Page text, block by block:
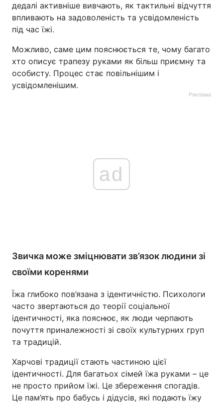
дедалі активніше вивчають, як тактильні відчуття
впливають на задоволеність та усвідомленість
під час їжі.
Можливо, саме цим пояснюється те, чому багато
хто описує трапезу руками як більш приємну та
особисту. Процес стає повільнішим і
усвідомленішим.
Реклама
ad
Звичка може зміцнювати зв’язок людини зі
своїми коренями
Їжа глибоко пов’язана з ідентичністю. Психологи
часто звертаються до теорії соціальної
ідентичності, яка пояснює, як люди черпають
почуття приналежності зі своїх культурних груп
та традицій.
Харчові традиції стають частиною цієї
ідентичності. Для багатьох сімей їжа руками – це
не просто прийом їжі. Це збереження спогадів.
Це пам’ять про бабусь і дідусів, які подають їжу